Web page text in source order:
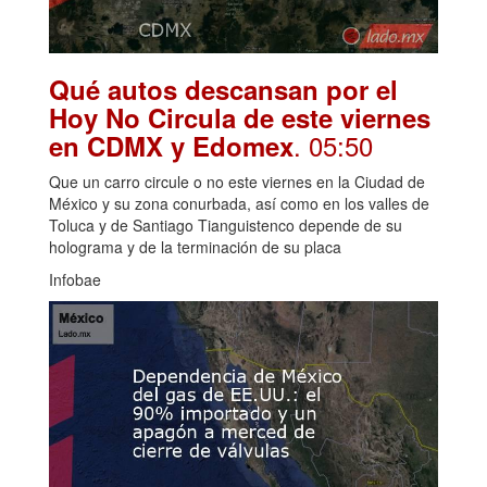
Qué autos descansan por el
Hoy No Circula de este viernes
en CDMX y Edomex. 05:50
Que un carro circule o no este viernes en la Ciudad de
México y su zona conurbada, así como en los valles de
Toluca y de Santiago Tianguistenco depende de su
holograma y de la terminación de su placa
Infobae